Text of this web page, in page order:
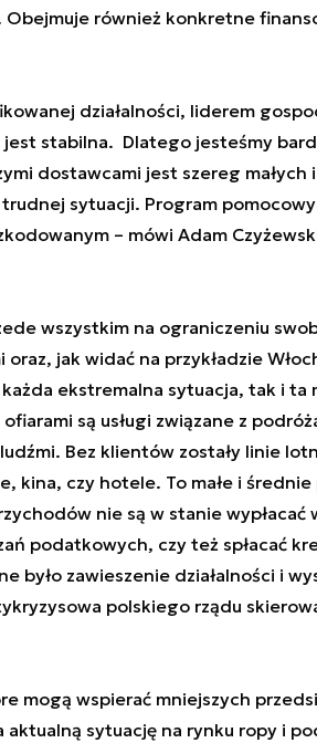
Obejmuje również konkretne
działalności, liderem
jest stabilna. Dlatego jesteśmy
dostawcami jest szereg małych
sytuacji. Program
– mówi Adam
wszystkim na ograniczeniu
jak widać na przykładzie
ekstremalna sytuacja, tak i ta
są usługi związane z
Bez klientów zostały linie
kina, czy hotele. To małe i
nie są w stanie wypłacać
podatkowych, czy też spłacać
było zawieszenie działalności i
polskiego rządu
mogą wspierać mniejszych
sytuację na rynku ropy i